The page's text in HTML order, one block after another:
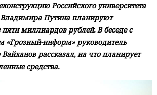
Российского университета
Путина планируют
миллиардов рублей. В беседе с
«Грозный-информ» руководитель
рассказал, на что планирует
средства.